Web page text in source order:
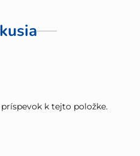
k tejto položke.